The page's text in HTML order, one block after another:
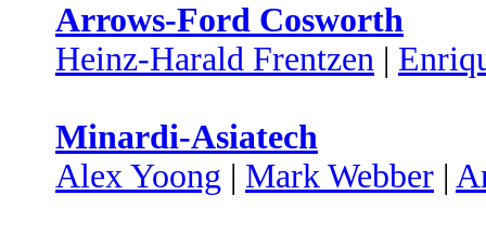
Arrows-Ford Cosworth
Heinz-Harald Frentzen |
Minardi-Asiatech
Alex Yoong | Mark Webber |